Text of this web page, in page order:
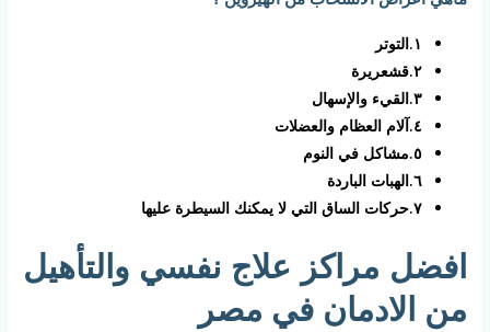
١.التوتر
٢.قشعريرة
٣.القيء والإسهال
٤.آلام العظام والعضلات
٥.مشاكل في النوم
٦.الهبات الباردة
٧.حركات الساق التي لا يمكنك السيطرة عليها
افضل مراكز علاج نفسي والتأهيل
من الادمان في مصر